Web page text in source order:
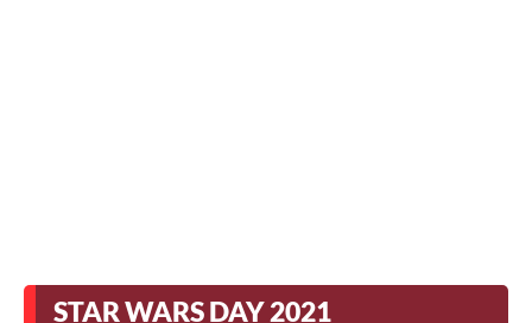
STAR WARS DAY 2021